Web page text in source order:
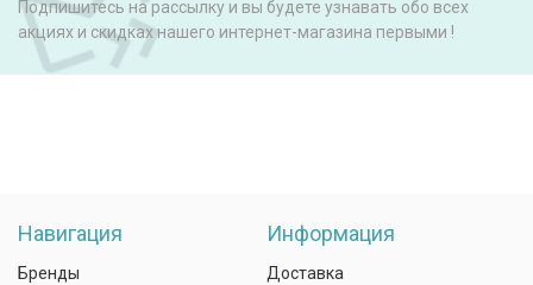
Подпишитесь на рассылку и вы будете узнавать обо всех
акциях и скидках нашего интернет-магазина первыми !
Навигация
Бренды
Информация
Доставка